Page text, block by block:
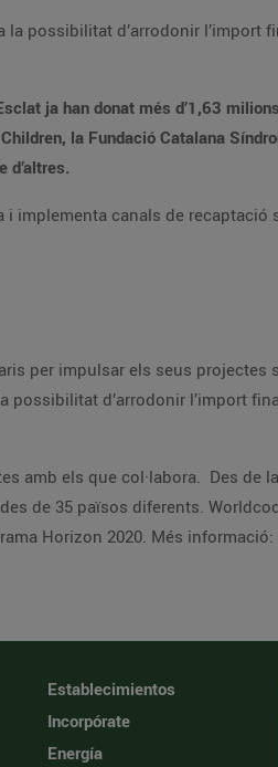
Ared entre d’altres.
amb el recolzament de la Comissió Europa per haver format part del seu programa Horizon 2020. Més informació:
Establecimientos
Incorpórate
Energía